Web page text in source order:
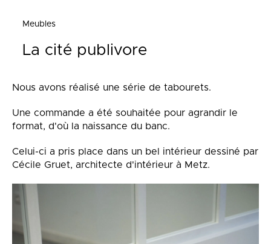
Meubles
La cité publivore
Nous avons réalisé une série de tabourets.
Une commande a été souhaitée pour agrandir le
format, d'où la naissance du banc.
Celui-ci a pris place dans un bel intérieur dessiné par
Cécile Gruet, architecte d'intérieur à Metz.